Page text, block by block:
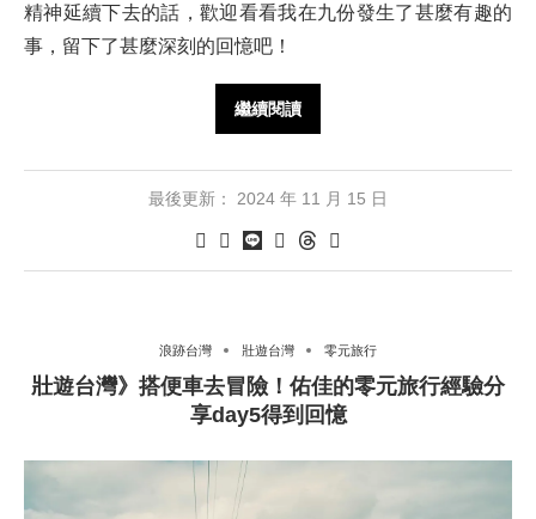
精神延續下去的話，歡迎看看我在九份發生了甚麼有趣的
事，留下了甚麼深刻的回憶吧！
繼續閱讀
最後更新： 2024 年 11 月 15 日
浪跡台灣 壯遊台灣 零元旅行
壯遊台灣》搭便車去冒險！佑佳的零元旅行經驗分
享day5得到回憶